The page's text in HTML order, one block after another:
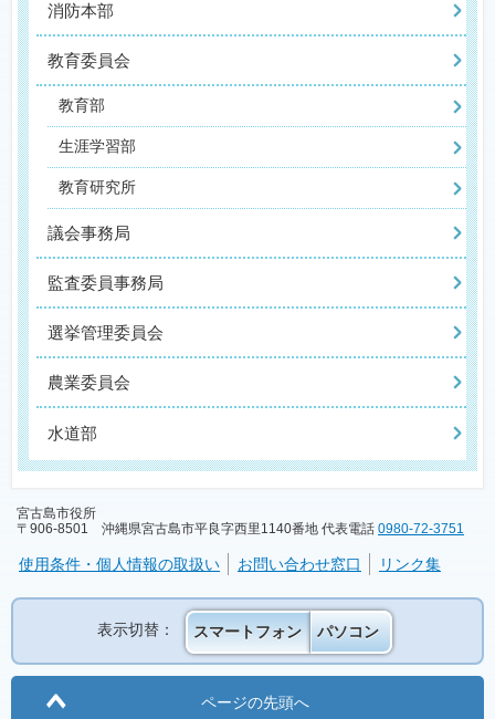
消防本部
教育委員会
教育部
生涯学習部
教育研究所
議会事務局
監査委員事務局
選挙管理委員会
農業委員会
水道部
宮古島市役所
〒906-8501 沖縄県宮古島市平良字西里1140番地 代表電話 0980-72-3751
使用条件・個人情報の取扱い お問い合わせ窓口 リンク集
表示切替： スマートフォン パソコン
ページの先頭へ